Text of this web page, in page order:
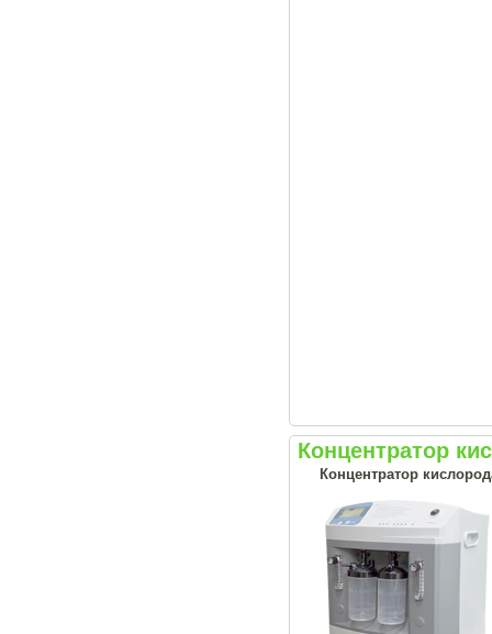
Концентратор
Концентратор